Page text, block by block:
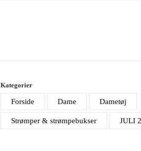
Kategorier
Forside Dame Dametøj
Strømper & strømpebukser JULI